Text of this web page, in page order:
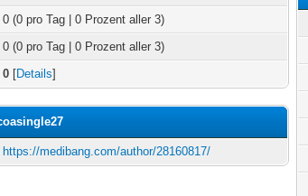
0 (0 pro Tag | 0 Prozent aller 3)
0 (0 pro Tag | 0 Prozent aller 3)
0 [Details]
https://medibang.com/author/28160817/